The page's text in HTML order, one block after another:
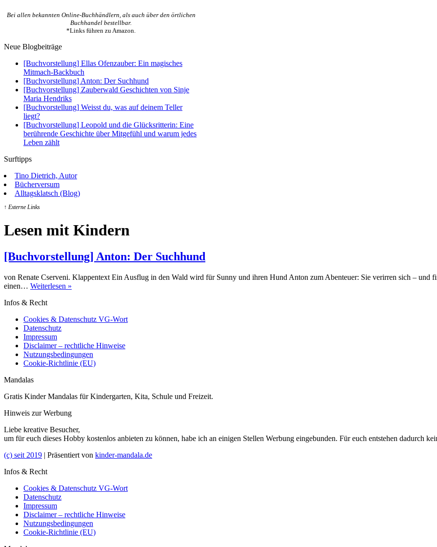
Bei allen bekannten Online-Buchhändlern, als auch über den örtlichen
Buchhandel bestellbar.
*Links führen zu Amazon.
Neue Blogbeiträge
[Buchvorstellung] Ellas Ofenzauber: Ein magisches
Mitmach-Backbuch
[Buchvorstellung] Anton: Der Suchhund
[Buchvorstellung] Zauberwald Geschichten von Sinje
Maria Hendriks
[Buchvorstellung] Weisst du, was auf deinem Teller
liegt?
[Buchvorstellung] Leopold und die Glücksritterin: Eine
berührende Geschichte über Mitgefühl und warum jedes
Leben zählt
Surftipps
Tino Dietrich, Autor
Bücherversum
Alltagsklatsch (Blog)
↑ Externe Links
Lesen mit Kindern
[Buchvorstellung] Anton: Der Suchhund
von Renate Cserveni. Klappentext Ein Ausflug in den Wald wird für Sunny und ihren Hund Anton zum Abenteuer: Sie verirren sich – und
einen… Weiterlesen »
Infos & Recht
Cookies & Datenschutz VG-Wort
Datenschutz
Impressum
Disclaimer – rechtliche Hinweise
Nutzungsbedingungen
Cookie-Richtlinie (EU)
Mandalas
Gratis Kinder Mandalas für Kindergarten, Kita, Schule und Freizeit.
Hinweis zur Werbung
Liebe kreative Besucher,
um für euch dieses Hobby kostenlos anbieten zu können, habe ich an einigen Stellen Werbung eingebunden. Für euch entstehen dadurch
(c) seit 2019 | Präsentiert von kinder-mandala.de
Infos & Recht
Cookies & Datenschutz VG-Wort
Datenschutz
Impressum
Disclaimer – rechtliche Hinweise
Nutzungsbedingungen
Cookie-Richtlinie (EU)